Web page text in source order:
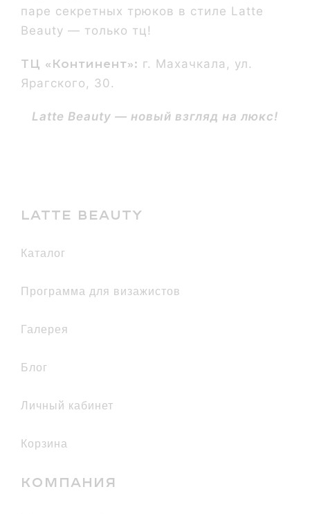
паре секретных трюков в стиле Latte
Beauty — только тц!
ТЦ «Континент‎»: г. Махачкала, ул.
Ярагского, 30.
Latte Beauty — новый взгляд на люкс!
LATTE BEAUTY
каталог
Программа для визажистов
галерея
Блог
Личный кабинет
Корзина
КОМПАНИЯ